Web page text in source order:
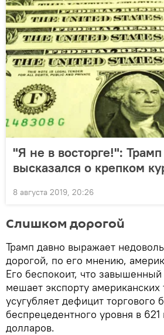
"Я не в восторге!":
высказался о крепком
8 августа 2019, 20:26
Слишком дорогой
Трамп давно выражает
дорогой, по его мнению,
Его беспокоит, что завышенный
мешает экспорту американских
усугубляет дефицит торгового
беспрецедентного уровня в
долларов.